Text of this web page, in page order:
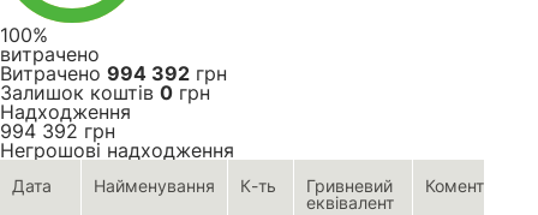
100%
витрачено
Витрачено 994 392 грн
Залишок коштів 0 грн
Надходження
994 392 грн
Негрошові надходження
Дата Найменування К-ть
Гривневий
еквівалент
Коментар